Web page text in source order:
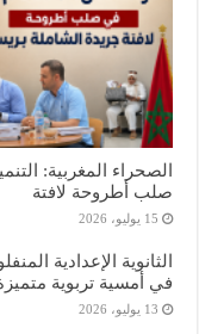
الصحراء المغربية:
صلب أطروحة لافتة
15 يوليو، 2026
الثانوية الإعدادية
في أمسية تربوية
13 يوليو، 2026